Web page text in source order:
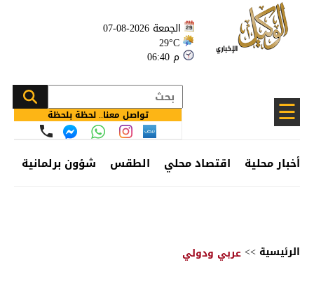
الجمعة 2026-08-07
29°C
06:40 م
☰ تواصل معنا.. لحظة بلحظة
أخبار محلية اقتصاد محلي الطقس شؤون برلمانية
الرئيسية >>عربي ودولي